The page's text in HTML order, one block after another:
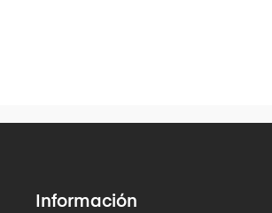
Información